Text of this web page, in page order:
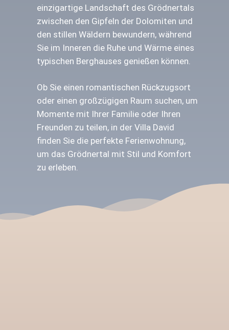
einzigartige Landschaft des Grödnertals
zwischen den Gipfeln der Dolomiten und
den stillen Wäldern bewundern, während
Sie im Inneren die Ruhe und Wärme eines
typischen Berghauses genießen können.
Ob Sie einen romantischen Rückzugsort
oder einen großzügigen Raum suchen, um
Momente mit Ihrer Familie oder Ihren
Freunden zu teilen, in der Villa David
finden Sie die perfekte Ferienwohnung,
um das Grödnertal mit Stil und Komfort
zu erleben.